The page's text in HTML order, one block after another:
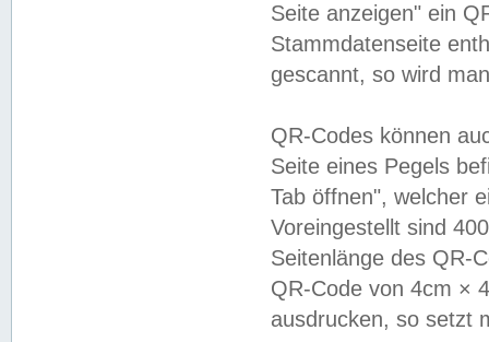
Seite anzeigen" ein
Stammdatenseite
gescannt, so wird
QR-Codes können
Seite eines Pegels
Tab öffnen", welcher
Voreingestellt sind
Seitenlänge des QR-
QR-Code von 4cm ×
ausdrucken, so setzt